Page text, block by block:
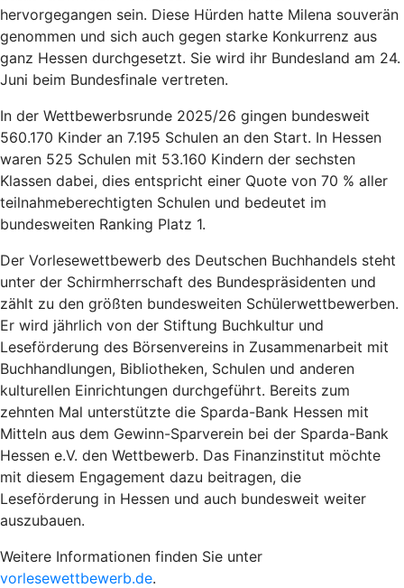
hervorgegangen sein. Diese Hürden hatte Milena souverän
genommen und sich auch gegen starke Konkurrenz aus
ganz Hessen durchgesetzt. Sie wird ihr Bundesland am 24.
Juni beim Bundesfinale vertreten.
In der Wettbewerbsrunde 2025/26 gingen bundesweit
560.170 Kinder an 7.195 Schulen an den Start. In Hessen
waren 525 Schulen mit 53.160 Kindern der sechsten
Klassen dabei, dies entspricht einer Quote von 70 % aller
teilnahmeberechtigten Schulen und bedeutet im
bundesweiten Ranking Platz 1.
Der Vorlesewettbewerb des Deutschen Buchhandels steht
unter der Schirmherrschaft des Bundespräsidenten und
zählt zu den größten bundesweiten Schülerwettbewerben.
Er wird jährlich von der Stiftung Buchkultur und
Leseförderung des Börsenvereins in Zusammenarbeit mit
Buchhandlungen, Bibliotheken, Schulen und anderen
kulturellen Einrichtungen durchgeführt. Bereits zum
zehnten Mal unterstützte die Sparda-Bank Hessen mit
Mitteln aus dem Gewinn-Sparverein bei der Sparda-Bank
Hessen e.V. den Wettbewerb. Das Finanzinstitut möchte
mit diesem Engagement dazu beitragen, die
Leseförderung in Hessen und auch bundesweit weiter
auszubauen.
Weitere Informationen finden Sie unter
vorlesewettbewerb.de.